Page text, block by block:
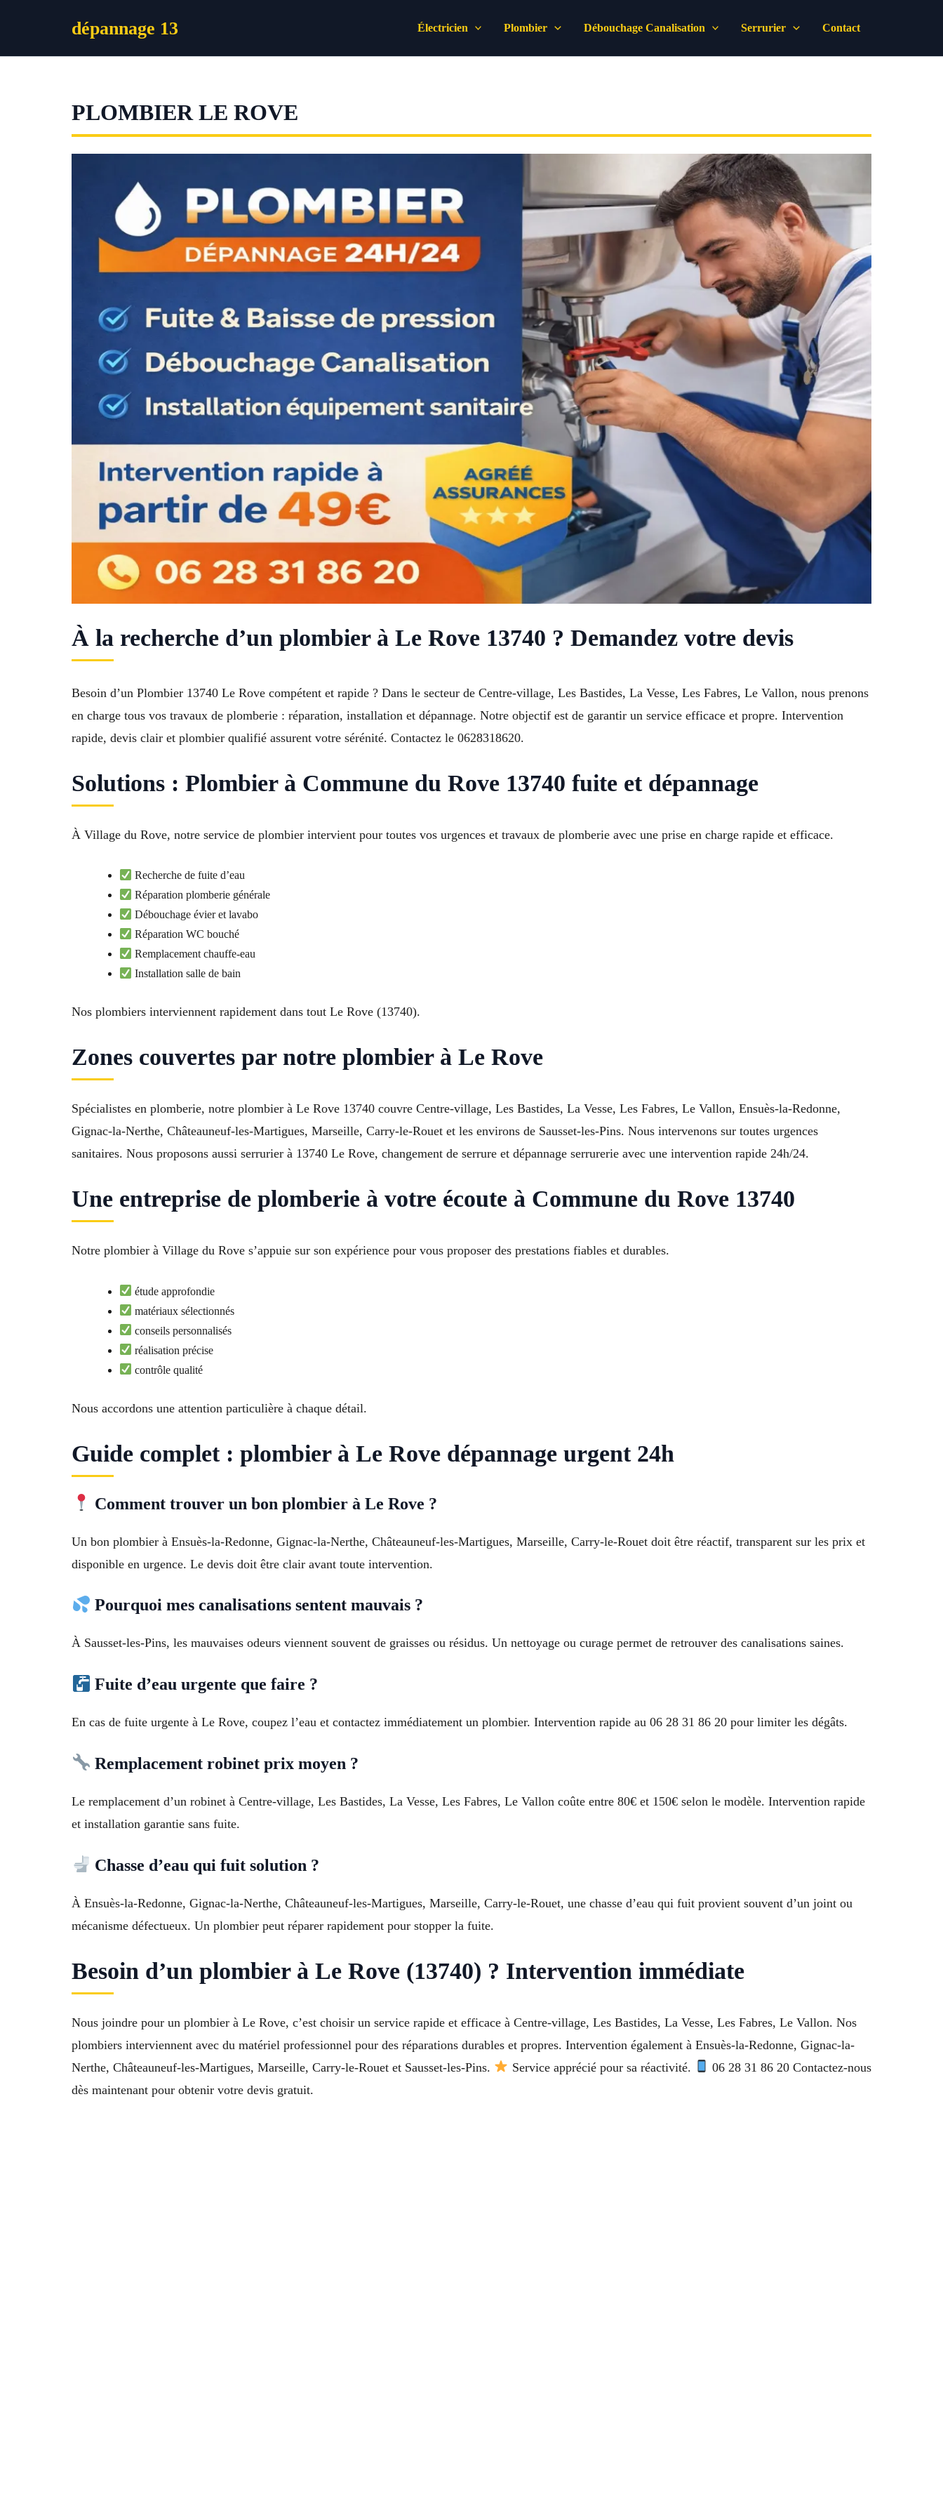
dépannage 13 Électricien Plombier Débouchage Canalisation Serrurier Contact
PLOMBIER LE ROVE
À la recherche d’un plombier à Le Rove 13740 ? Demandez votre devis
Besoin d’un Plombier 13740 Le Rove compétent et rapide ? Dans le secteur de Centre-village, Les Bastides, La Vesse, Les Fabres, Le Vallon, nous prenons
en charge tous vos travaux de plomberie : réparation, installation et dépannage. Notre objectif est de garantir un service efficace et propre. Intervention
rapide, devis clair et plombier qualifié assurent votre sérénité. Contactez le 0628318620.
Solutions : Plombier à Commune du Rove 13740 fuite et dépannage
À Village du Rove, notre service de plombier intervient pour toutes vos urgences et travaux de plomberie avec une prise en charge rapide et efficace.
Recherche de fuite d’eau
Réparation plomberie générale
Débouchage évier et lavabo
Réparation WC bouché
Remplacement chauffe-eau
Installation salle de bain
Nos plombiers interviennent rapidement dans tout Le Rove (13740).
Zones couvertes par notre plombier à Le Rove
Spécialistes en plomberie, notre plombier à Le Rove 13740 couvre Centre-village, Les Bastides, La Vesse, Les Fabres, Le Vallon, Ensuès-la-Redonne,
Gignac-la-Nerthe, Châteauneuf-les-Martigues, Marseille, Carry-le-Rouet et les environs de Sausset-les-Pins. Nous intervenons sur toutes urgences
sanitaires. Nous proposons aussi serrurier à 13740 Le Rove, changement de serrure et dépannage serrurerie avec une intervention rapide 24h/24.
Une entreprise de plomberie à votre écoute à Commune du Rove 13740
Notre plombier à Village du Rove s’appuie sur son expérience pour vous proposer des prestations fiables et durables.
étude approfondie
matériaux sélectionnés
conseils personnalisés
réalisation précise
contrôle qualité
Nous accordons une attention particulière à chaque détail.
Guide complet : plombier à Le Rove dépannage urgent 24h
Comment trouver un bon plombier à Le Rove ?
Un bon plombier à Ensuès-la-Redonne, Gignac-la-Nerthe, Châteauneuf-les-Martigues, Marseille, Carry-le-Rouet doit être réactif, transparent sur les prix et
disponible en urgence. Le devis doit être clair avant toute intervention.
Pourquoi mes canalisations sentent mauvais ?
À Sausset-les-Pins, les mauvaises odeurs viennent souvent de graisses ou résidus. Un nettoyage ou curage permet de retrouver des canalisations saines.
Fuite d’eau urgente que faire ?
En cas de fuite urgente à Le Rove, coupez l’eau et contactez immédiatement un plombier. Intervention rapide au 06 28 31 86 20 pour limiter les dégâts.
Remplacement robinet prix moyen ?
Le remplacement d’un robinet à Centre-village, Les Bastides, La Vesse, Les Fabres, Le Vallon coûte entre 80€ et 150€ selon le modèle. Intervention rapide
et installation garantie sans fuite.
Chasse d’eau qui fuit solution ?
À Ensuès-la-Redonne, Gignac-la-Nerthe, Châteauneuf-les-Martigues, Marseille, Carry-le-Rouet, une chasse d’eau qui fuit provient souvent d’un joint ou
mécanisme défectueux. Un plombier peut réparer rapidement pour stopper la fuite.
Besoin d’un plombier à Le Rove (13740) ? Intervention immédiate
Nous joindre pour un plombier à Le Rove, c’est choisir un service rapide et efficace à Centre-village, Les Bastides, La Vesse, Les Fabres, Le Vallon. Nos
plombiers interviennent avec du matériel professionnel pour des réparations durables et propres. Intervention également à Ensuès-la-Redonne, Gignac-la-
Nerthe, Châteauneuf-les-Martigues, Marseille, Carry-le-Rouet et Sausset-les-Pins.
Service apprécié pour sa réactivité.
06 28 31 86 20 Contactez-nous
dès maintenant pour obtenir votre devis gratuit.